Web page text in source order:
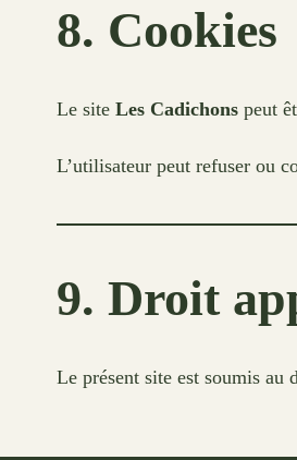
8. Cookies
Le site Les Cadichons peut
L’utilisateur peut refuser ou
9. Droit
Le présent site est soumis au